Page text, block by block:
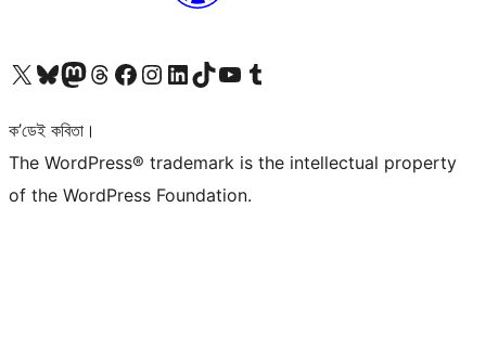
আমাৰ X (আগৰ Twitter) একাউণ্টলৈ যাওকআমাৰ Bluesky একাউণ্টলৈ যাওকআমাৰ Mastodon একাউণ্টলৈ যাওকআমাৰ Threads একাউণ্টলৈ যাওকআমাৰ Facebook পৃষ্ঠালৈ যাওকআমাৰ Instagram একাউণ্টলৈ যাওকআমাৰ LinkedIn একাউণ্টলৈ যাওকআমাৰ TikTok একাউণ্টলৈ যাওকআমাৰ YouTube চেনেললৈ যাওকআমাৰ Tumblr একাউণ্টলৈ যাওক
ক’ডেই কবিতা।
The WordPress® trademark is the intellectual property
of the WordPress Foundation.